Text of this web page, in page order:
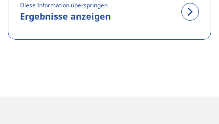
Diese Information überspringen
Ergebnisse anzeigen